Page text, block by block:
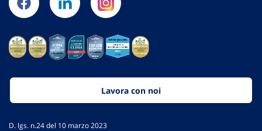
Lavora con noi
D. lgs. n.24 del 10 marzo 2023